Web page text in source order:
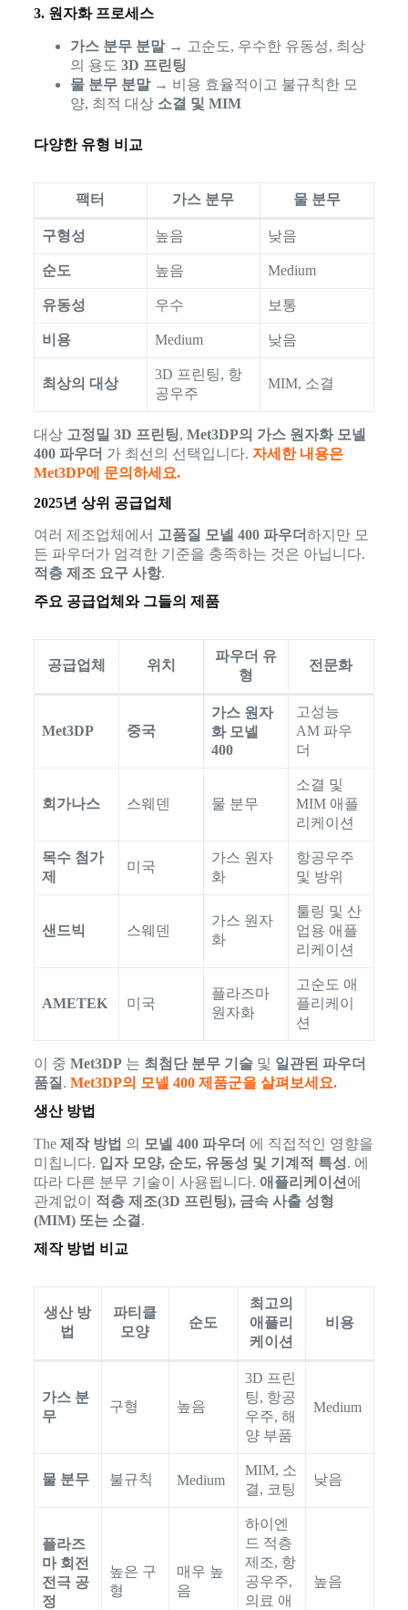
3. 원자화 프로세스
가스 분무 분말→ 고순도, 우수한 유동성, 최상
의 용도 3D 프린팅
물 분무 분말→ 비용 효율적이고 불규칙한 모
양, 최적 대상 소결 및 MIM
다양한 유형 비교
팩터 가스 분무 물 분무
구형성 높음 낮음
순도 높음 Medium
유동성 우수 보통
비용 Medium 낮음
최상의 대상
3D 프린팅, 항
공우주
MIM, 소결
대상 고정밀 3D 프린팅, Met3DP의 가스 원자화 모넬
400 파우더 가 최선의 선택입니다. 자세한 내용은
Met3DP에 문의하세요.
2025년 상위 공급업체
여러 제조업체에서 고품질 모넬 400 파우더하지만 모
든 파우더가 엄격한 기준을 충족하는 것은 아닙니다.
적층 제조 요구 사항.
주요 공급업체와 그들의 제품
공급업체 위치
파우더 유
형
전문화
Met3DP 중국
가스 원자
화 모넬
400
고성능
AM 파우
더
회가나스 스웨덴 물 분무
소결 및
MIM 애플
리케이션
목수 첨가
제
미국
가스 원자
화
항공우주
및 방위
샌드빅 스웨덴
가스 원자
화
툴링 및 산
업용 애플
리케이션
AMETEK 미국
플라즈마
원자화
고순도 애
플리케이
션
이 중 Met3DP는 최첨단 분무 기술및 일관된 파우더
품질 . Met3DP의 모넬 400 제품군을 살펴보세요.
생산 방법
The 제작 방법 의 모넬 400 파우더 에 직접적인 영향을
미칩니다. 입자 모양, 순도, 유동성 및 기계적 특성. 에
따라 다른 분무 기술이 사용됩니다. 애플리케이션 에
관계없이 적층 제조(3D 프린팅), 금속 사출 성형
(MIM) 또는 소결 .
제작 방법 비교
생산 방
법
파티클
모양
순도
최고의
애플리
케이션
비용
가스 분
무
구형 높음
3D 프린
팅, 항공
우주, 해
양 부품
Medium
물 분무 불규칙 Medium
MIM, 소
결, 코팅
낮음
플라즈
마 회전
전극 공
정
높은 구
형
매우 높
음
하이엔
드 적층
제조, 항
공우주,
의료 애
높음